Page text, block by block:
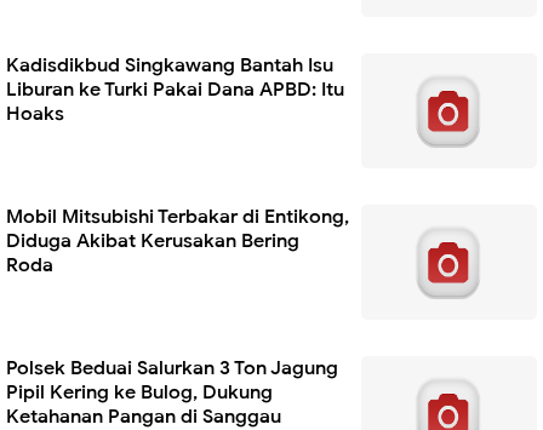
Kadisdikbud Singkawang Bantah Isu
Liburan ke Turki Pakai Dana APBD: Itu
Hoaks
Mobil Mitsubishi Terbakar di Entikong,
Diduga Akibat Kerusakan Bering
Roda
Polsek Beduai Salurkan 3 Ton Jagung
Pipil Kering ke Bulog, Dukung
Ketahanan Pangan di Sanggau